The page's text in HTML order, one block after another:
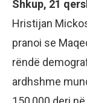
Shkup, 21
Hristijan
pranoi se
rëndë
ardhshme